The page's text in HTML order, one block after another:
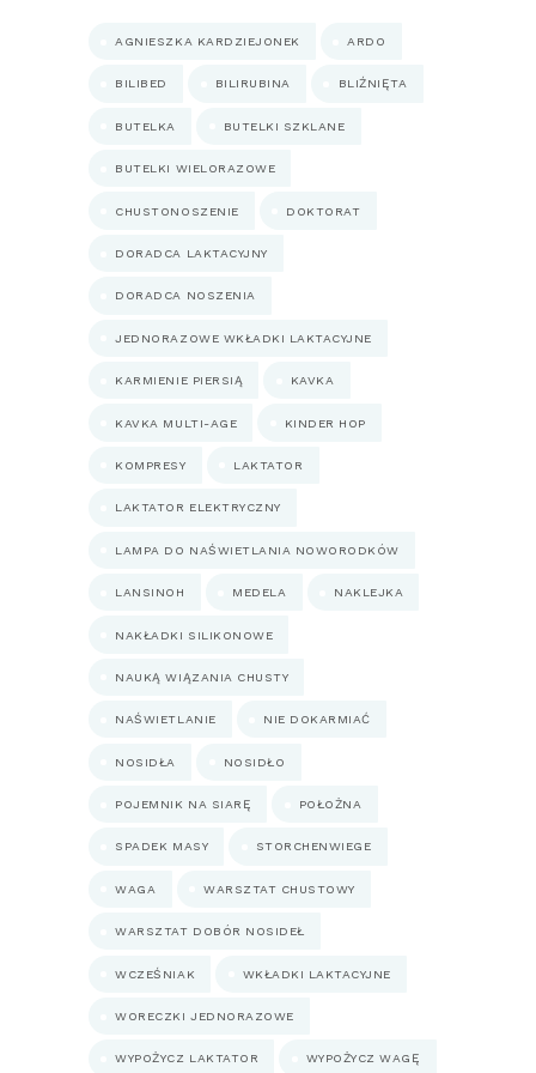
AGNIESZKA KARDZIEJONEK ARDO
BILIBED BILIRUBINA BLIŹNIĘTA
BUTELKA BUTELKI SZKLANE
BUTELKI WIELORAZOWE
CHUSTONOSZENIE DOKTORAT
DORADCA LAKTACYJNY
DORADCA NOSZENIA
JEDNORAZOWE WKŁADKI LAKTACYJNE
KARMIENIE PIERSIĄ KAVKA
KAVKA MULTI-AGE KINDER HOP
KOMPRESY LAKTATOR
LAKTATOR ELEKTRYCZNY
LAMPA DO NAŚWIETLANIA NOWORODKÓW
LANSINOH MEDELA NAKLEJKA
NAKŁADKI SILIKONOWE
NAUKĄ WIĄZANIA CHUSTY
NAŚWIETLANIE NIE DOKARMIAĆ
NOSIDŁA NOSIDŁO
POJEMNIK NA SIARĘ POŁOŻNA
SPADEK MASY STORCHENWIEGE
WAGA WARSZTAT CHUSTOWY
WARSZTAT DOBÓR NOSIDEŁ
WCZEŚNIAK WKŁADKI LAKTACYJNE
WORECZKI JEDNORAZOWE
WYPOŻYCZ LAKTATOR WYPOŻYCZ WAGĘ